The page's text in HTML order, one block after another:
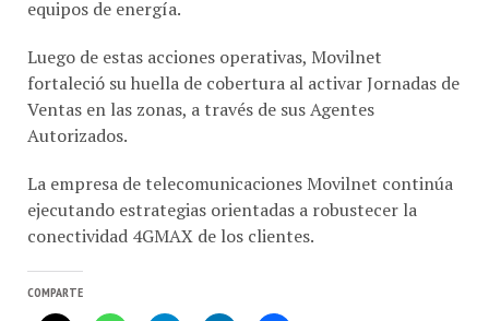
fortaleció su huella de cobertura al activar Jornadas de
Ventas en las zonas, a través de sus Agentes
Autorizados.
ejecutando estrategias orientadas a robustecer la
conectividad 4GMAX de los clientes.
COMPARTE